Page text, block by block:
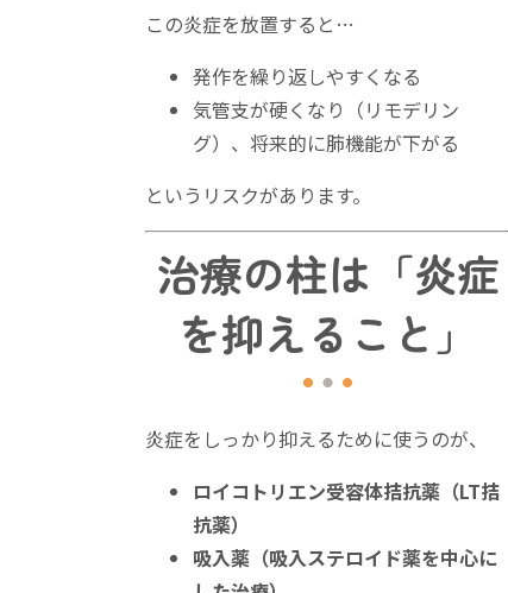
この炎症を放置すると…
発作を繰り返しやすくなる
気管支が硬くなり（リモデリン
グ）、将来的に肺機能が下がる
というリスクがあります。
治療の柱は「炎症
を抑えること」
炎症をしっかり抑えるために使うのが、
ロイコトリエン受容体拮抗薬（LT拮
抗薬）
吸入薬（吸入ステロイド薬を中心に